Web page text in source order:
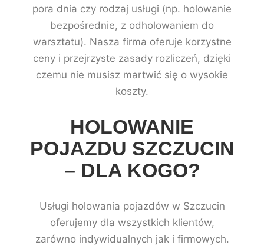
pora dnia czy rodzaj usługi (np. holowanie
bezpośrednie, z odholowaniem do
warsztatu). Nasza firma oferuje korzystne
ceny i przejrzyste zasady rozliczeń, dzięki
czemu nie musisz martwić się o wysokie
koszty.
HOLOWANIE
POJAZDU SZCZUCIN
– DLA KOGO?
Usługi holowania pojazdów w Szczucin
oferujemy dla wszystkich klientów,
zarówno indywidualnych jak i firmowych.